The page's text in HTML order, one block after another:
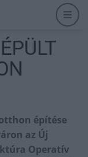
építése
az Új
Operatív